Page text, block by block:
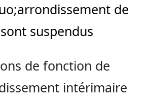
de
suspendus
de fonction de
intérimaire